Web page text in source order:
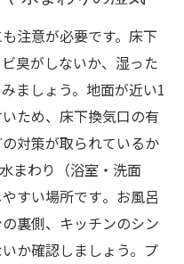
注意が必要です。床下
臭がしないか、湿った
ましょう。地面が近い1
ため、床下換気口の有
対策が取られているか
まわり（浴室・洗面
すい場所です​。お風呂
裏側、キッチンのシン
か確認しましょう。プ